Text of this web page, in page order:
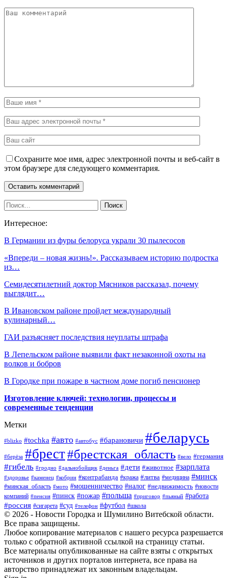
Сохраните мое имя, адрес электронной почты и веб-сайт в
этом браузере для следующего комментария.
Интересное:
В Германии из фуры белоруса украли 30 пылесосов
«Впереди – новая жизнь!». Рассказываем историю подростка
из…
Семидесятилетний доктор Мясников рассказал, почему
выглядит…
В Ивановском районе пройдет международный
кулинарный…
ГАИ разъясняет последствия неуплаты штрафа
В Лепельском районе выявили факт незаконной охоты на
волков и бобров
В Городке при пожаре в частном доме погиб пенсионер
Изготовление ключей: технологии, процессы и
современные тенденции
Метки
#blizko #tochka #авто #автобус #барановичи #беларусь
#берёза #брест#брестская_область #вело #германия
#гибель #гродно #дальнобойщик #деньга #дети #животное #зарплата
#здоровье #каменец #кобрин #контрабанда #кража #литва #медицина #минск
#минская_область #мото #мошенничество #налог #недвижимость #новости
компаний #пенсия #пинск #пожар #польша #приговор #пьяный #работа
#россия #сигарета #суд #телефон #футбол #школа
© 2026 - Новости Городка и Шумилино Витебской области.
Все права защищены.
Любое копирование материалов с нашего ресурса разрешается
только с обратной активной ссылкой на страницу статьи.
Все материалы опубликованные на сайте взяты с открытых
источников и других порталов интернета, все права на
авторство принадлежат их законным владельцам.